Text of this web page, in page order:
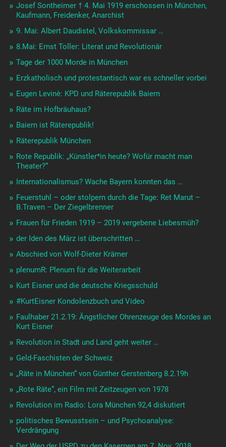
Josef Sontheimer † 4. Mai 1919 erschossen in München,
Kaufmann, Freidenker, Anarchist
9. Mai: Albert Daudistel, Volkskommissar …
8.Mai: Ernst Toller: Literat und Revolutionär
Tage der 1000 Morde in München
Erzkatholisch und protestantisch war es schneller vorbei
Eugen Levinè: KPD und Räterepublik Baiern
Räte im Hofbräuhaus?
Baiern ist Räterepublik!
Räterepublik München
Rote Republik: „Künstler*in heute? Wofür macht man
Theater?“
Internationalismus? Wache Bayern konnten das …
Feuerstuhl – oder stolpern durch die Tage: Ret Marut –
B.Traven – Der Ziegelbrenner
Frauen für Frieden 1919 – 2019 vergebene Liebesmüh?
der Iden des März ist überschritten …
Abschied von Wolf-Dieter Krämer
plenumR: Plenum für die Weiterarbeit
Kurt Eisner und die deutsche Kriegsschuld
#KurtEisner Kondolenzbuch und Video
Faulhaber 21.2.19: Ängstlicher Ohrenzeuge des Mordes an
Kurt Eisner
Revolution in Stadt und Land geht weiter …
Geld-Faschisten der Schweiz
„Räte in München“ von Günther Gerstenberg 8.2.19h
„Rote Räte“, ein Film mit Zeitzeugen von 1978
Revolution im Radio: Lora München 92,4 diskutiert
politisches Bewusstsein – und Psychoanalyse:
Verdrängung